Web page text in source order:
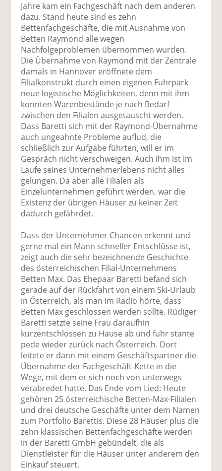
Jahre kam ein Fachgeschäft nach dem anderen
dazu. Stand heute sind es zehn
Bettenfachgeschäfte, die mit Ausnahme von
Betten Raymond alle wegen
Nachfolgeproblemen übernommen wurden.
Die Übernahme von Raymond mit der Zentrale
damals in Hannover eröffnete dem
Filialkonstrukt durch einen eigenen Fuhrpark
neue logistische Möglichkeiten, denn mit ihm
konnten Warenbestände je nach Bedarf
zwischen den Filialen ausgetauscht werden.
Dass Baretti sich mit der Raymond-Übernahme
auch ungeahnte Probleme auflud, die
schließlich zur Aufgabe führten, will er im
Gespräch nicht verschweigen. Auch ihm ist im
Laufe seines Unternehmerlebens nicht alles
gelungen. Da aber alle Filialen als
Einzelunternehmen geführt werden, war die
Existenz der übrigen Häuser zu keiner Zeit
dadurch gefährdet.
Dass der Unternehmer Chancen erkennt und
gerne mal ein Mann schneller Entschlüsse ist,
zeigt auch die sehr bezeichnende Geschichte
des österreichischen Filial-Unternehmens
Betten Max. Das Ehepaar Baretti befand sich
gerade auf der Rückfahrt von einem Ski-Urlaub
in Österreich, als man im Radio hörte, dass
Betten Max geschlossen werden sollte. Rüdiger
Baretti setzte seine Frau daraufhin
kurzentschlossen zu Hause ab und fuhr stante
pede wieder zurück nach Österreich. Dort
leitete er dann mit einem Geschäftspartner die
Übernahme der Fachgeschäft-Kette in die
Wege, mit dem er sich noch von unterwegs
verabredet hatte. Das Ende vom Lied: Heute
gehören 25 österreichische Betten-Max-Filialen
und drei deutsche Geschäfte unter dem Namen
zum Portfolio Barettis. Diese 28 Häuser plus die
zehn klassischen Bettenfachgeschäfte werden
in der Baretti GmbH gebündelt, die als
Dienstleister für die Häuser unter anderem den
Einkauf steuert.